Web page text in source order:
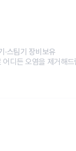
∙스팀기 장비보유
디든 오염을 제거해